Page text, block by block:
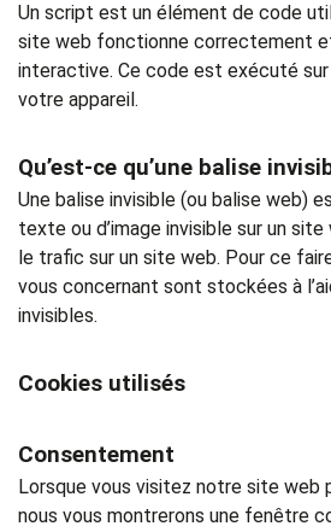
Un script est un élément de code
site web fonctionne correctement
interactive. Ce code est exécuté
votre appareil.
Qu’est-ce qu’une balise
Une balise invisible (ou balise web)
texte ou d’image invisible sur un
le trafic sur un site web. Pour ce
vous concernant sont stockées à
invisibles.
Cookies utilisés
Consentement
Lorsque vous visitez notre site web
nous vous montrerons une fenêtre